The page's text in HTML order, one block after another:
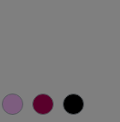
różowymalinowy